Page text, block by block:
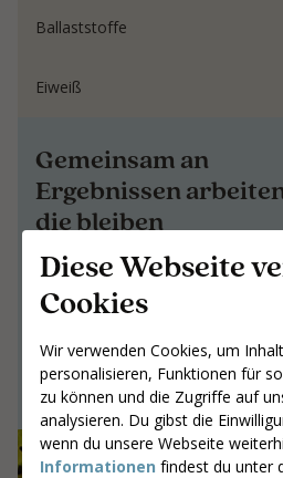
Diese Webseite
Cookies
Wir verwenden Cookies, um
personalisieren, Funktionen für
zu können und die Zugriffe auf
analysieren. Du gibst die
wenn du unsere Webseite
Informationen findest du unter
Ballaststoffe
Eiweiß
Gemeinsam an
Ergebnissen
die bleiben
Gemeinsam an Ergebnissen
die bleiben